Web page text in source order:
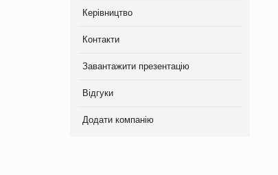
Керівництво
Контакти
Завантажити презентацію
Відгуки
Додати компанію